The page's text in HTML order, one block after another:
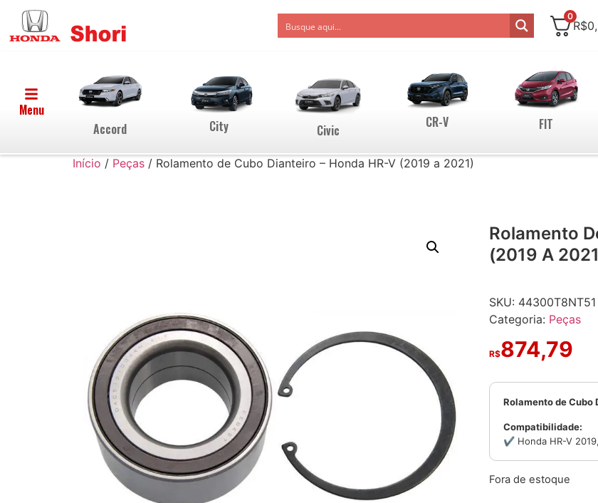
0
R$
Menu
Accord
City Civic
CR-V FIT
Início / Peças / Rolamento de Cubo Dianteiro – Honda HR-V (2019 a 2021)
Rolamento
(2019 A
SKU: 44300T8NT51
Categoria: Peças
R$874,79
Rolamento de Cubo
Compatibilidade:
✔ Honda HR-V
Fora de estoque